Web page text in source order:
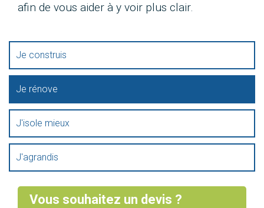
afin de vous aider à y voir plus clair.
Je construis
Je rénove
J'isole mieux
J'agrandis
Vous souhaitez un devis ?